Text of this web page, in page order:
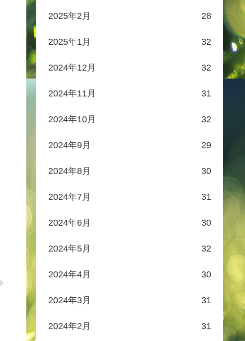
2025年2月 28
2025年1月 32
2024年12月 32
2024年11月 31
2024年10月 32
2024年9月 29
2024年8月 30
2024年7月 31
2024年6月 30
2024年5月 32
2024年4月 30
2024年3月 31
2024年2月 31